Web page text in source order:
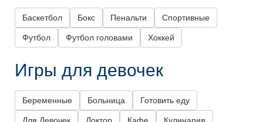
Баскетбол Бокс Пенальти Спортивные
Футбол Футбол головами Хоккей
Игры для девочек
Беременные Больница Готовить еду